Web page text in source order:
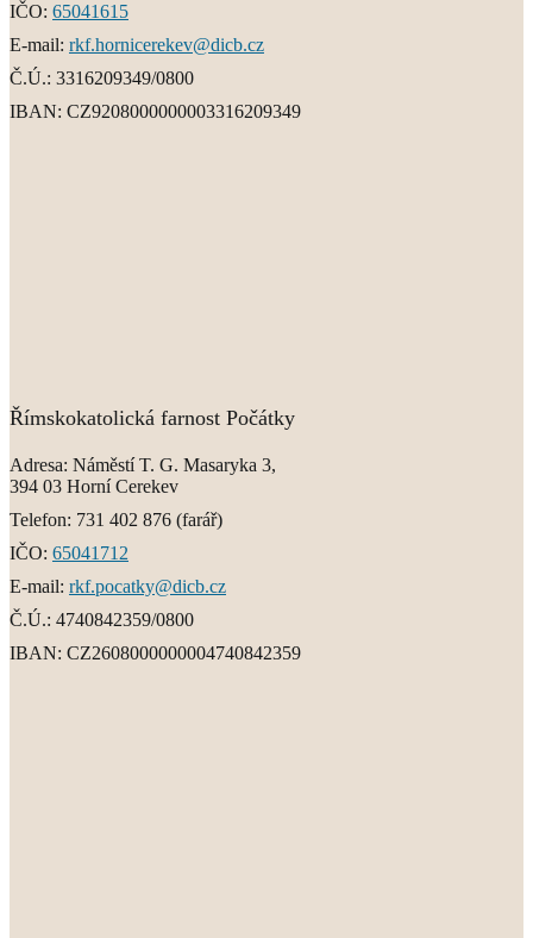
IČO: 65041615
E-mail: rkf.hornicerekev@dicb.cz
Č.Ú.: 3316209349/0800
IBAN: CZ9208000000003316209349
Římskokatolická farnost Počátky
Adresa: Náměstí T. G. Masaryka 3,
394 03 Horní Cerekev
Telefon: 731 402 876 (farář)
IČO: 65041712
E-mail: rkf.pocatky@dicb.cz
Č.Ú.: 4740842359/0800
IBAN: CZ2608000000004740842359